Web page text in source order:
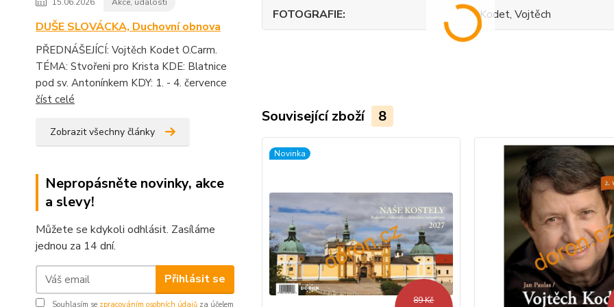
DUŠE SLOVÁCKA, Duchovní obnova
PŘEDNÁŠEJÍCÍ: Vojtěch Kodet O.Carm.
TÉMA: Stvořeni pro Krista KDE: Blatnice
pod sv. Antonínkem KDY: 1. - 4. července
číst celé
Zobrazit všechny články
Nepropásněte novinky, akce
a slevy!
Můžete se kdykoli odhlásit. Zasíláme
jednou za 14 dní.
Přihlásit se
Souhlasím se zpracováním osobních údajů za účelem
FOTOGRAFIE
Kodet, Vojtěch
Související zboží 8
Novinka
89 Kč